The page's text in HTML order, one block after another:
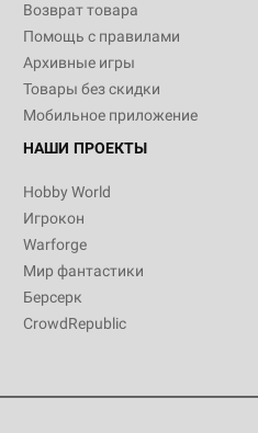
Возврат товара
Помощь с правилами
Архивные игры
Товары без скидки
Мобильное приложение
НАШИ ПРОЕКТЫ
Hobby World
Игрокон
Warforge
Мир фантастики
Берсерк
CrowdRepublic